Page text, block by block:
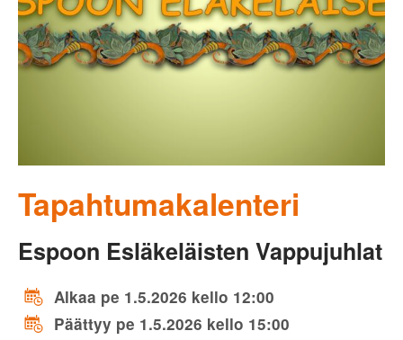
Tapahtumakalenteri
Espoon Esläkeläisten Vappujuhlat
Alkaa pe 1.5.2026 kello 12:00
Päättyy pe 1.5.2026 kello 15:00